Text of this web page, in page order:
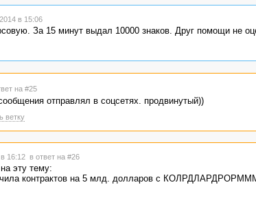
в 15:06
За 15 минут выдал 10000 знаков. Друг помощи не
на #25
отправлял в соцсетях. продвинутый))
ветку
16:12 в ответ на #26
эту тему:
контрактов на 5 млд. долларов с